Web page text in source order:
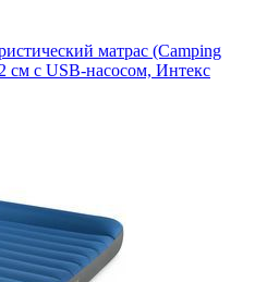
матрас (Camping
см с USB-насосом, Интекс